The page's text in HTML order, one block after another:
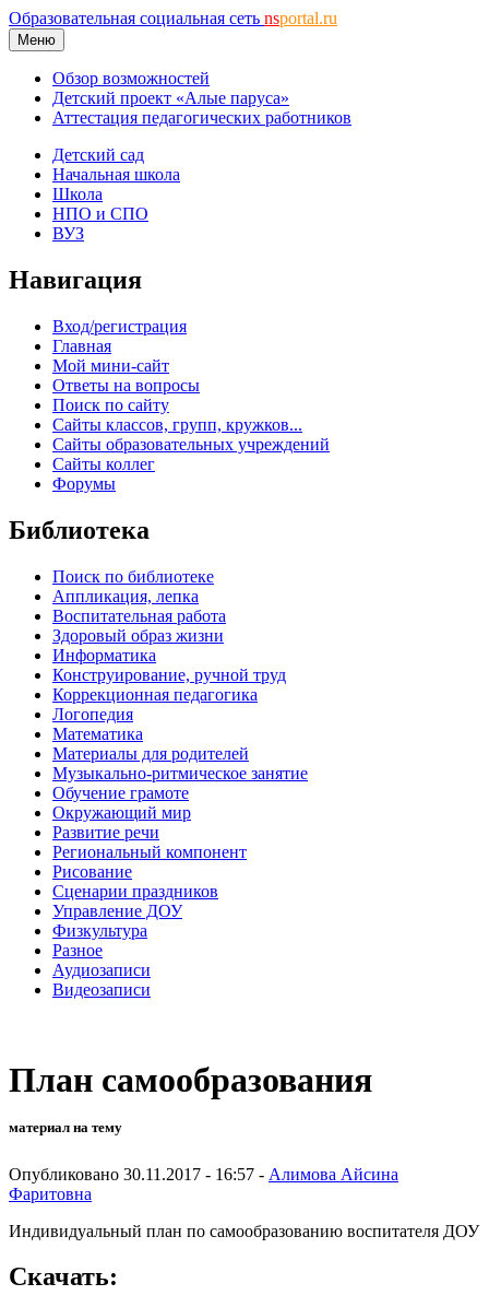
Образовательная социальная сеть nsportal.ru
Меню
Обзор возможностей
Детский проект «Алые паруса»
Аттестация педагогических работников
Детский сад
Начальная школа
Школа
НПО и СПО
ВУЗ
Навигация
Вход/регистрация
Главная
Мой мини-сайт
Ответы на вопросы
Поиск по сайту
Сайты классов, групп, кружков...
Сайты образовательных учреждений
Сайты коллег
Форумы
Библиотека
Поиск по библиотеке
Аппликация, лепка
Воспитательная работа
Здоровый образ жизни
Информатика
Конструирование, ручной труд
Коррекционная педагогика
Логопедия
Математика
Материалы для родителей
Музыкально-ритмическое занятие
Обучение грамоте
Окружающий мир
Развитие речи
Региональный компонент
Рисование
Сценарии праздников
Управление ДОУ
Физкультура
Разное
Аудиозаписи
Видеозаписи
План самообразования
материал на тему
Опубликовано 30.11.2017 - 16:57 - Алимова Айсина
Фаритовна
Индивидуальный план по самообразованию воспитателя ДОУ
Скачать: